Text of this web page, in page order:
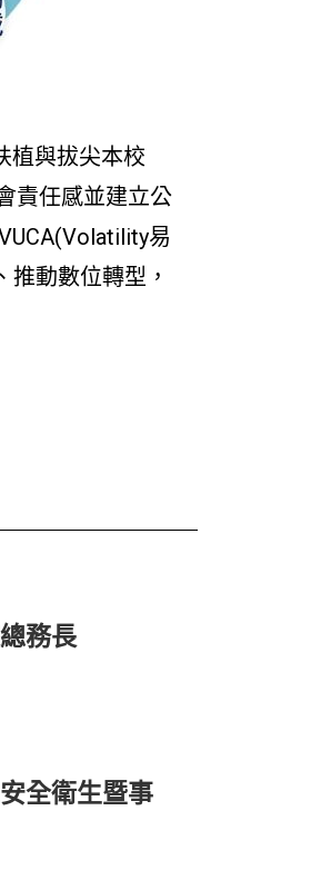
植與拔尖本校
責任感並建立公
易
動數位轉型，
務長
全衛生暨事